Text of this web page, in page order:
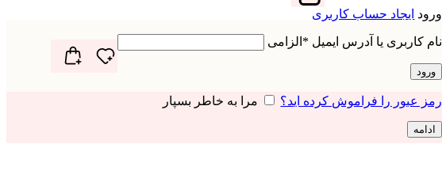
ورود ایجاد حساب کاربری
نام کاربری یا آدرس ایمیل * الزامی
ورود
رمز عبور را فراموش کرده اید؟ مرا به خاطر بسپار
ادامه